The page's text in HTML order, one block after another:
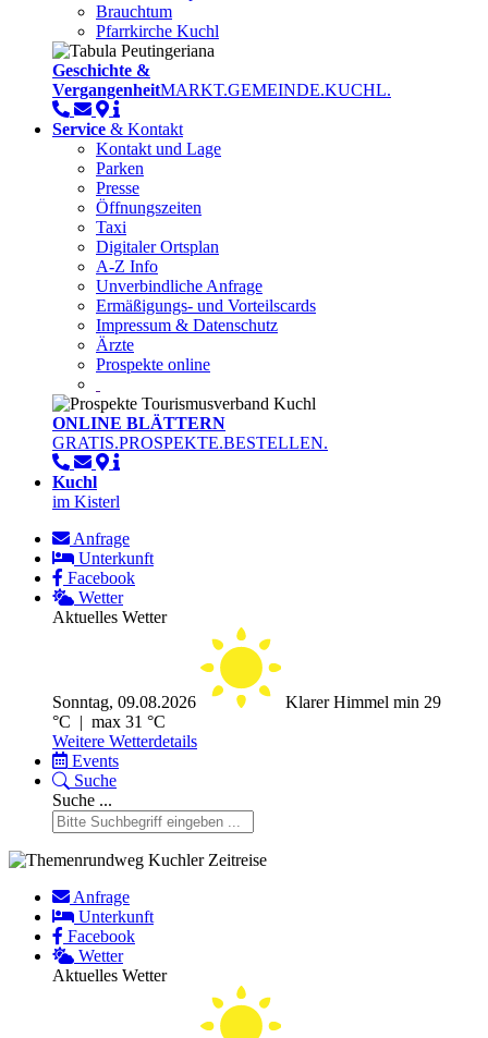
Brauchtum
Pfarrkirche Kuchl
Geschichte &
VergangenheitMARKT.GEMEINDE.KUCHL.
Service & Kontakt
Kontakt und Lage
Parken
Presse
Öffnungszeiten
Taxi
Digitaler Ortsplan
A-Z Info
Unverbindliche Anfrage
Ermäßigungs- und Vorteilscards
Impressum & Datenschutz
Ärzte
Prospekte online
ONLINE BLÄTTERN
GRATIS.PROSPEKTE.BESTELLEN.
Kuchl
im Kisterl
Anfrage
Unterkunft
Facebook
Wetter
Aktuelles Wetter
Sonntag, 09.08.2026 Klarer Himmel min 29
°C | max 31 °C
Weitere Wetterdetails
Events
Suche
Suche ...
Anfrage
Unterkunft
Facebook
Wetter
Aktuelles Wetter